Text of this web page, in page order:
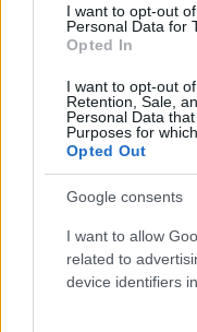
I want to opt-out
Personal Data for
Opted In
I want to opt-out
Retention, Sale,
Personal Data
Purposes for
Opted Out
Google consents
I want to allow
related to
device identifiers